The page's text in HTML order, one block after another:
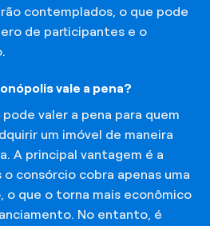
contemplados, o que pode
de participantes e o
vale a pena?
valer a pena para quem
um imóvel de maneira
A principal vantagem é a
o consórcio cobra apenas uma
o que o torna mais econômico
No entanto, é